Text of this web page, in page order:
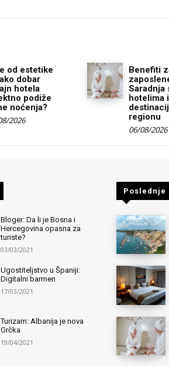
od estetike
dobar
hotela
podiže
noćenja?
2026
Benefiti
Saradnja
hotelima i
regionu
06/08/2026
Bloger: Da li je Bosna i
Hercegovina opasna za
turiste?
03/03/2021
Ugostiteljstvo u Španiji:
Digitalni barmen
17/03/2021
Turizam: Albanija je nova
Grčka
19/04/2021
Poslednje